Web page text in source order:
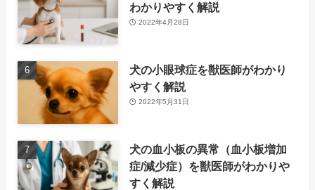
わかりやすく解説
2022年4月28日
犬の小眼球症を獣医師がわかり
やすく解説
2022年5月31日
犬の血小板の異常（血小板増加
症/減少症）を獣医師がわかりや
すく解説